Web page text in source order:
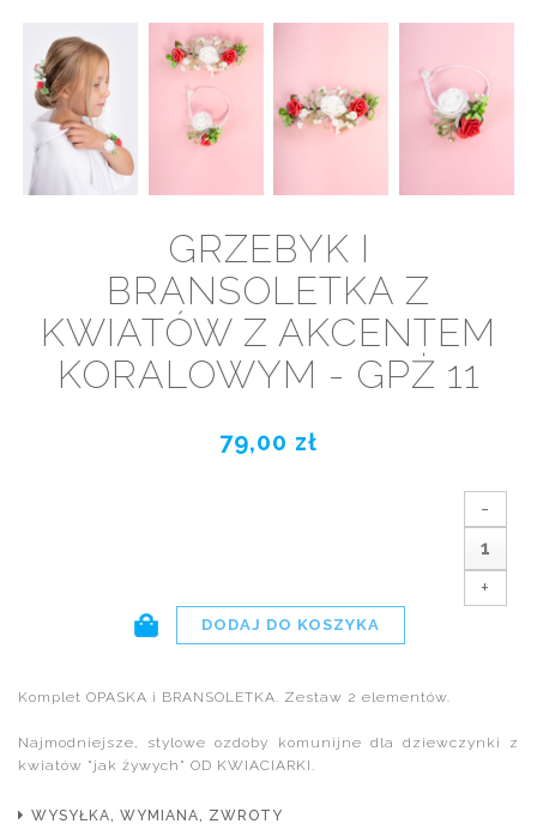
GRZEBYK I
BRANSOLETKA Z
KWIATÓW Z AKCENTEM
KORALOWYM - GPŻ 11
79,00 zł
-
+
Komplet OPASKA i BRANSOLETKA. Zestaw 2 elementów.
Najmodniejsze, stylowe ozdoby komunijne dla dziewczynki z
kwiatów "jak żywych" OD KWIACIARKI.
WYSYŁKA, WYMIANA, ZWROTY